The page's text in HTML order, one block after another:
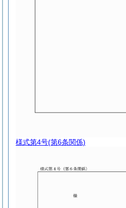
様式第4号(第6条関係)